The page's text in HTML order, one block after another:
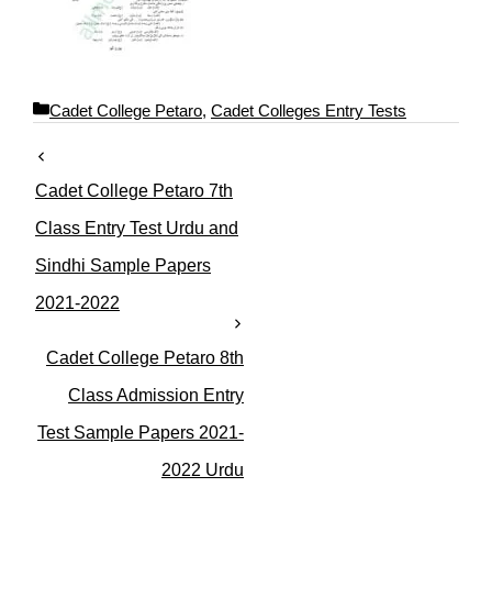
C
g
o
i
e
s
Cadet College Petaro, Cadet Colleges Entry Tests
Cadet College Petaro 7th
Class Entry Test Urdu and
Sindhi Sample Papers
2021-2022
Cadet College Petaro 8th
Class Admission Entry
Test Sample Papers 2021-
2022 Urdu